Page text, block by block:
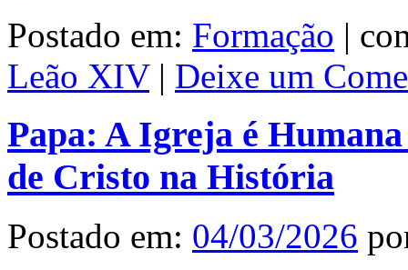
Postado em: Formação |
Leão XIV | Deixe um
Papa: A Igreja é
de Cristo na História
Postado em: 04/03/2026